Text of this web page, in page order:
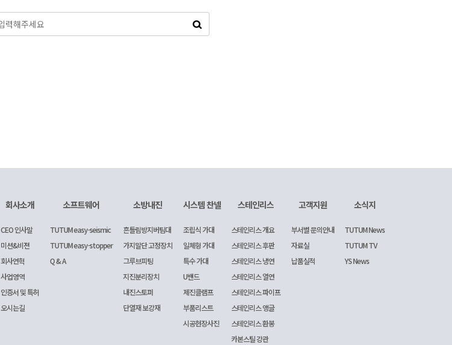
회사소개
CEO 인사말
미션&비젼
회사연혁
사업영역
인증서 및 특허
오시는길
소프트웨어
TUTUM easy-seismic
TUTUM easy-stopper
Q & A
소방내진
흔들림방지버팀대
가지말단 고정장치
그루브피팅
지진분리장치
내진스토퍼
단열재 보강재
시스템 찬넬
조립식 가대
일체형 가대
특수 가대
U밴드
제진클램프
부품리스트
시공현장사진
스테인리스
스테인리스 개요
스테인리스 후판
스테인리스 냉연
스테인리스 열연
스테인리스 파이프
스테인리스 앵글
스테인리스 환봉
카본스틸 강관
고객지원
부서별 문의안내
자료실
납품실적
소식지
TUTUM News
TUTUM TV
YS News